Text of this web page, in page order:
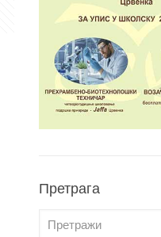
Претрага